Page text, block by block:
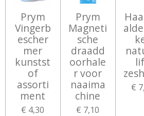
Prym
Vingerb
escher
mer
kunstst
of
assorti
ment
€ 4,30
Prym
Magneti
sche
draadd
oorhale
r voor
naaima
chine
€ 7,10
€